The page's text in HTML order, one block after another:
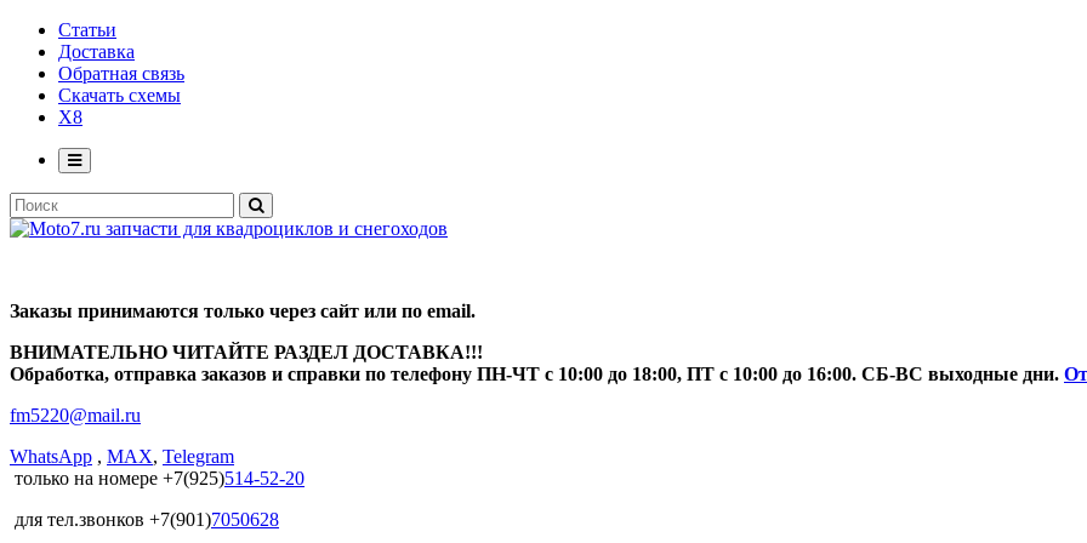
Статьи
Доставка
Обратная связь
Скачать схемы
X8
Заказы принимаются только через сайт или по email.
ВНИМАТЕЛЬНО ЧИТАЙТЕ РАЗДЕЛ ДОСТАВКА!!!
Обработка, отправка заказов и справки по телефону ПН-ЧТ с 10:00 до 18:00, ПТ с 10:00 до 16:00. СБ-ВС выходные дни.
fm5220@mail.ru
WhatsApp , MAX, Telegram
только на номере +7(925)514-52-20
для тел.звонков +7(901)7050628